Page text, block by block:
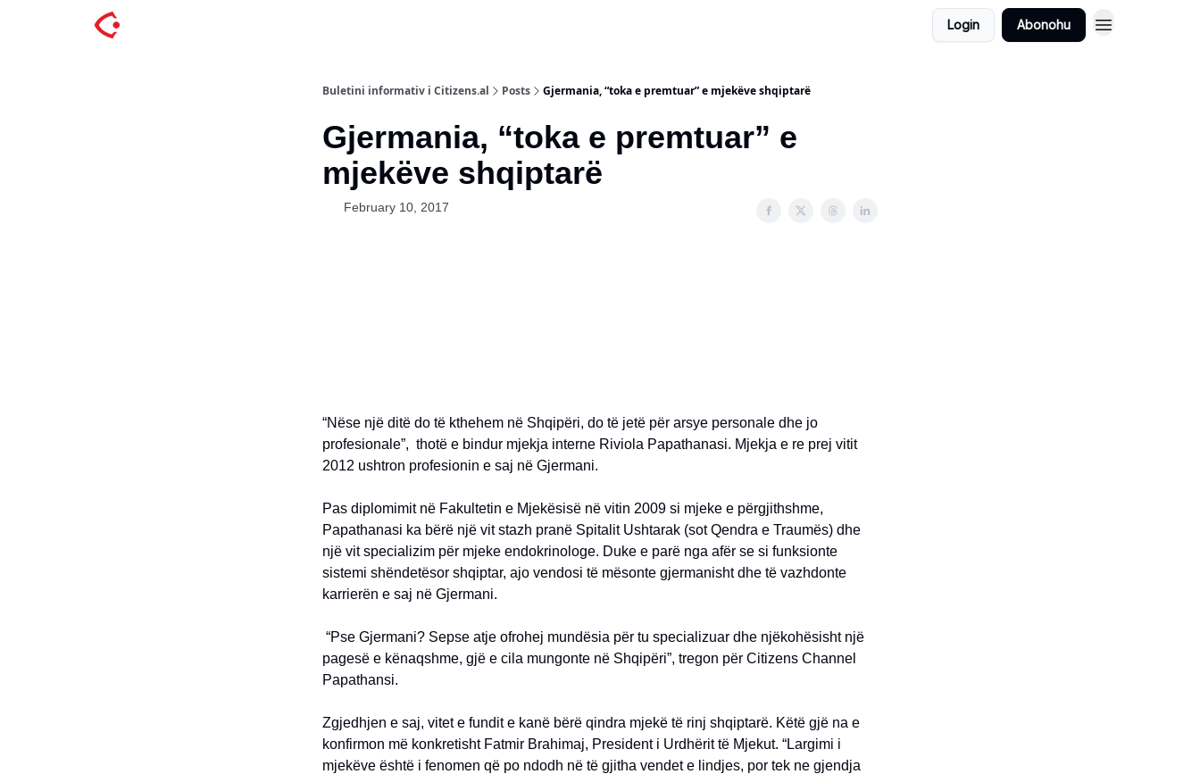
Login Abonohu
Buletini informativ i Citizens.al Posts Gjermania, “toka e premtuar” e mjekëve shqiptarë
Gjermania, “toka e premtuar” e
mjekëve shqiptarë
February 10, 2017
“Nëse një ditë do të kthehem në Shqipëri, do të jetë për arsye personale dhe jo
profesionale”, thotë e bindur mjekja interne Riviola Papathanasi. Mjekja e re prej vitit
2012 ushtron profesionin e saj në Gjermani.
Pas diplomimit në Fakultetin e Mjekësisë në vitin 2009 si mjeke e përgjithshme,
Papathanasi ka bërë një vit stazh pranë Spitalit Ushtarak (sot Qendra e Traumës) dhe
një vit specializim për mjeke endokrinologe. Duke e parë nga afër se si funksionte
sistemi shëndetësor shqiptar, ajo vendosi të mësonte gjermanisht dhe të vazhdonte
karrierën e saj në Gjermani.
“Pse Gjermani? Sepse atje ofrohej mundësia për tu specializuar dhe njëkohësisht një
pagesë e kënaqshme, gjë e cila mungonte në Shqipëri”, tregon për Citizens Channel
Papathansi.
Zgjedhjen e saj, vitet e fundit e kanë bërë qindra mjekë të rinj shqiptarë. Këtë gjë na e
konfirmon më konkretisht Fatmir Brahimaj, President i Urdhërit të Mjekut. “Largimi i
mjekëve është i fenomen që po ndodh në të gjitha vendet e lindjes, por tek ne gjendja